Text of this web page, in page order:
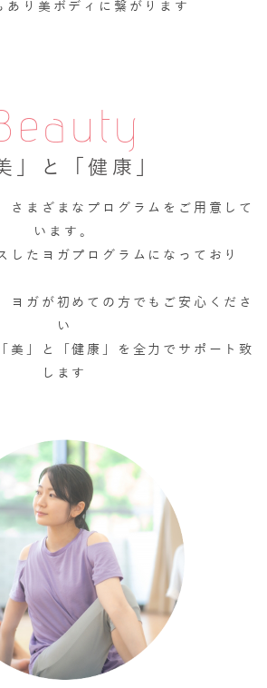
あり美ボディに繋がります
」と「健康」
さまざまなプログラムをご用意して
います。
したヨガプログラムになっており
ヨガが初めての方でもご安心くださ
い
美」と「健康」を全力でサポート致
します